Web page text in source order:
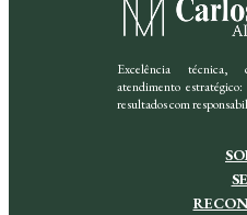
Excelência técnica,
atendimento
resultados com